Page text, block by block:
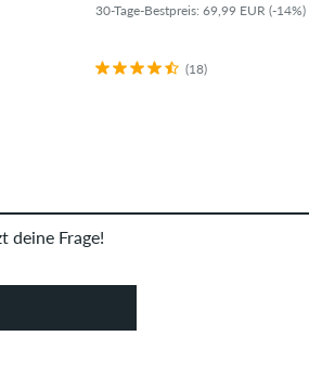
30-Tage-Bestpreis: 69,99 EUR (-14%)
(18)
deine Frage!